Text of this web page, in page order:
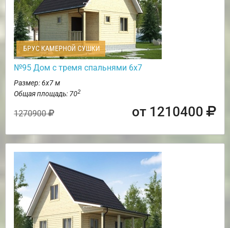
БРУС КАМЕРНОЙ СУШКИ
№95 Дом с тремя спальнями 6х7
Размер: 6х7 м
Общая площадь: 702
1270900 от 1210400